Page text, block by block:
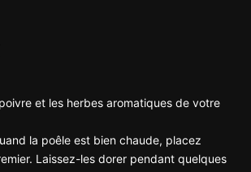
et les herbes aromatiques de votre
la poêle est bien chaude, placez
Laissez-les dorer pendant quelques